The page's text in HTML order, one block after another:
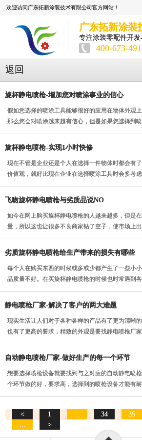
欢迎访问广东拓新涂装技术有限公司官方网站！
广东拓新涂装
专注涂装零配件开发
400-673-
返回
旋杯静电喷枪-增加您对喷涂事业的信心
假如您选择的喷涂工具能够很好的应用在物体外观
那么您会对喷涂越来越有信心，但是如果您选择到
旋杯静电喷枪-实现1小时快修
现在不管是企业还是个人在选择一件物体时都会有
价值观，就好比现在企业在选择喷涂工具时会多考
飞吻旋杯静电喷枪与劣质品说NO
如今在网上购买旋杯静电喷枪的人越来越多，但是
量，所以这也让很多不良商家钻了空子，使市场上出
劣质旋杯静电喷枪给生产带来的损失有哪些
每个人在购买东西的时候或多或少都产生了一些小
品质量不好。在买旋杯静电喷枪的时候也时常遇到
静电喷枪厂家-解决了客户的两大难题
现实生活让人们对于各种各样的产品有了更为清晰
也有了更高的要求，精致的外观是要找静电喷枪厂
自动静电喷枪厂家-做好生产的每一个环节
想要选择喷枪设备就要找到与之对应的自动静电喷
个环节做的好，要求高，选择到的喷枪设备才能有
< 1 34 35
>